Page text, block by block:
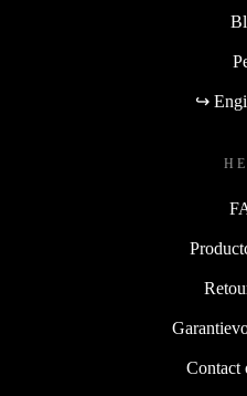
↪
Contact